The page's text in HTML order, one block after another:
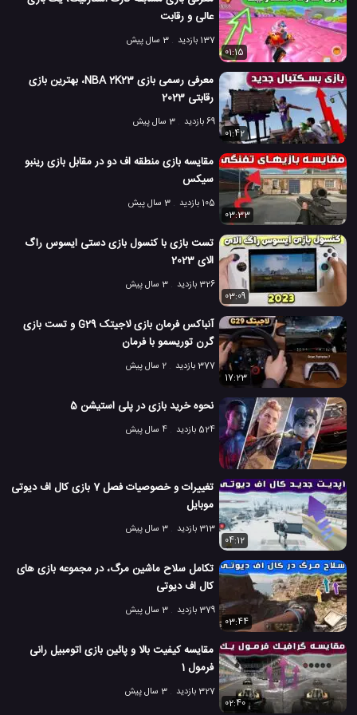
عالی و رقابت
137 بازدید
3 سال پیش
01:15
معرفی رسمی بازی NBA 2K23، بهترین بازی
رقابتی 2023
69 بازدید
3 سال پیش
01:42
مقایسه بازی منطقه اف دو در مقابل بازی رینبو
سیکس
105 بازدید
3 سال پیش
03:33
تست بازی با کنسول بازی دستی ایسوس راگ
الای 2023
326 بازدید
3 سال پیش
03:09
آنباکس فرمان بازی لاجیتک G29 و تست بازی
گرن توریسمو با فرمان
377 بازدید
2 سال پیش
17:23
نحوه خرید بازی در پلی استیشن 5
524 بازدید 4 سال پیش
تغییرات و خصوصیات فصل 7 بازی کال اف دیوتی
موبایل
313 بازدید
3 سال پیش
04:12
تکامل سلاح ماشین مرگ، در مجموعه بازی های
کال اف دیوتی
379 بازدید
3 سال پیش
03:44
مقایسه کیفیت بالا و پائین بازی اتومبیل رانی
فرمول 1
327 بازدید
3 سال پیش
02:40